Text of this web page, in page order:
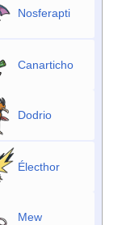
Nosferapti
Canarticho
Dodrio
Électhor
Mew